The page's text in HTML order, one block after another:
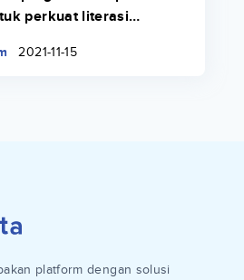
perkuat literasi
2021-11-15
platform dengan solusi